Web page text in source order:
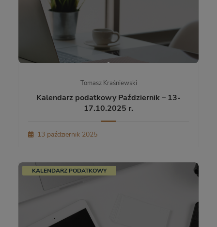
Tomasz Kraśniewski
Kalendarz podatkowy Październik – 13-
17.10.2025 r.
13 październik 2025
KALENDARZ PODATKOWY